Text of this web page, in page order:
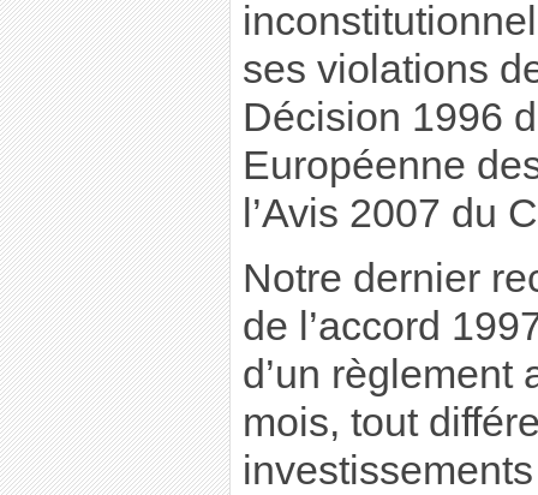
ses violations
Décision 1996
Européenne
l’Avis 2007 du
Notre dernier
de l’accord
d’un règlement
mois, tout